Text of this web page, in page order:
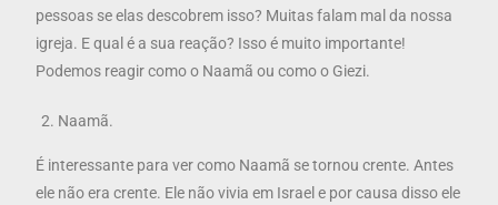
pessoas se elas descobrem isso? Muitas falam mal da nossa
igreja. E qual é a sua reação? Isso é muito importante!
Podemos reagir como o Naamã ou como o Giezi.
Naamã.
É interessante para ver como Naamã se tornou crente. Antes
ele não era crente. Ele não vivia em Israel e por causa disso ele